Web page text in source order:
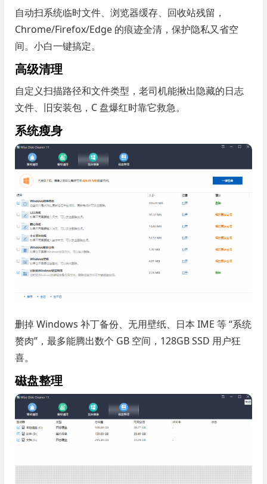
自动扫系统临时文件、浏览器缓存、回收站残留，
Chrome/Firefox/Edge 的痕迹全清，保护隐私又省空
间。小白一键搞定。
高级清理
自定义扫描路径和文件类型，老司机能揪出隐藏的日志
文件、旧安装包，C 盘爆红时靠它救急。
系统瘦身
删掉 Windows 补丁备份、无用壁纸、日本 IME 等 “系统
赘肉”，最多能腾出数个 GB 空间，128GB SSD 用户狂
喜。
磁盘整理